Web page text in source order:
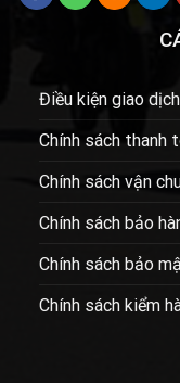
Điều kiện giao dịch
Chính sách thanh
Chính sách vận
Chính sách bảo
Chính sách bảo
Chính sách kiểm